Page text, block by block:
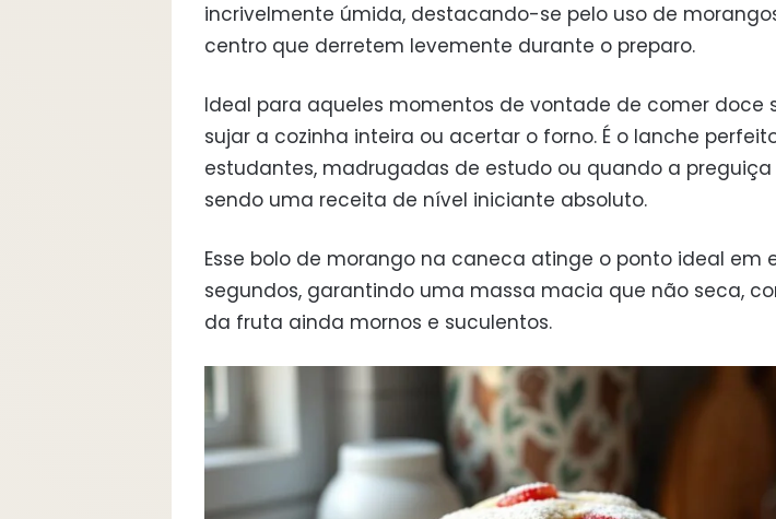
incrivelmente úmida, destacando-se pelo uso de
centro que derretem levemente durante o preparo.
Ideal para aqueles momentos de vontade de comer doce
sujar a cozinha inteira ou acertar o forno. É o lanche
estudantes, madrugadas de estudo ou quando a
sendo uma receita de nível iniciante absoluto.
Esse bolo de morango na caneca atinge o ponto ideal em
segundos, garantindo uma massa macia que não seca,
da fruta ainda mornos e suculentos.